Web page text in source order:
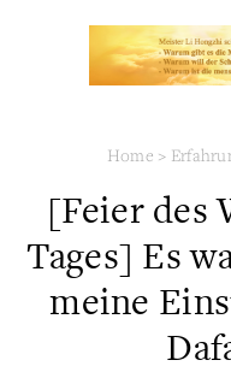
Home >
[Feier des
Tages] Es
meine